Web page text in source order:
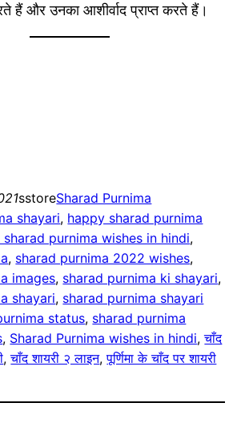
हैं और उनका आशीर्वाद प्राप्त करते हैं।
sstoreSharad Purnima
shayari, happy sharad purnima
sharad purnima wishes in hindi
, sharad purnima 2022 wishes
images, sharad purnima ki shayari
shayari, sharad purnima shayari
status, sharad purnima
, Sharad Purnima wishes in hindi, चाँद
, चाँद शायरी २ लाइन, पूर्णिमा के चाँद पर शायरी